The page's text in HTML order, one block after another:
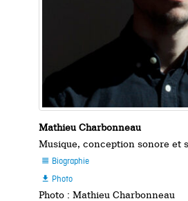
Mathieu Charbonneau
Musique, conception sonore et
 Biographie
 Photo
Photo : Mathieu Charbonneau